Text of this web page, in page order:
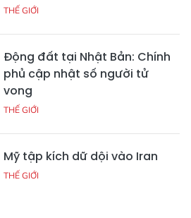
THẾ GIỚI
Động đất tại Nhật Bản: Chính
phủ cập nhật số người tử
vong
THẾ GIỚI
Mỹ tập kích dữ dội vào Iran
THẾ GIỚI